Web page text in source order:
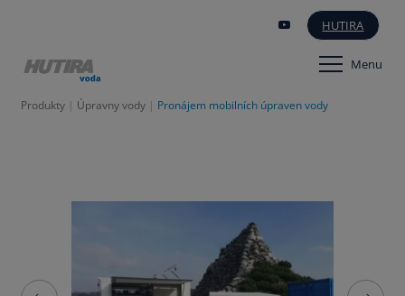
HUTIRA
Menu
Produkty Úpravny vody Pronájem mobilních úpraven vody